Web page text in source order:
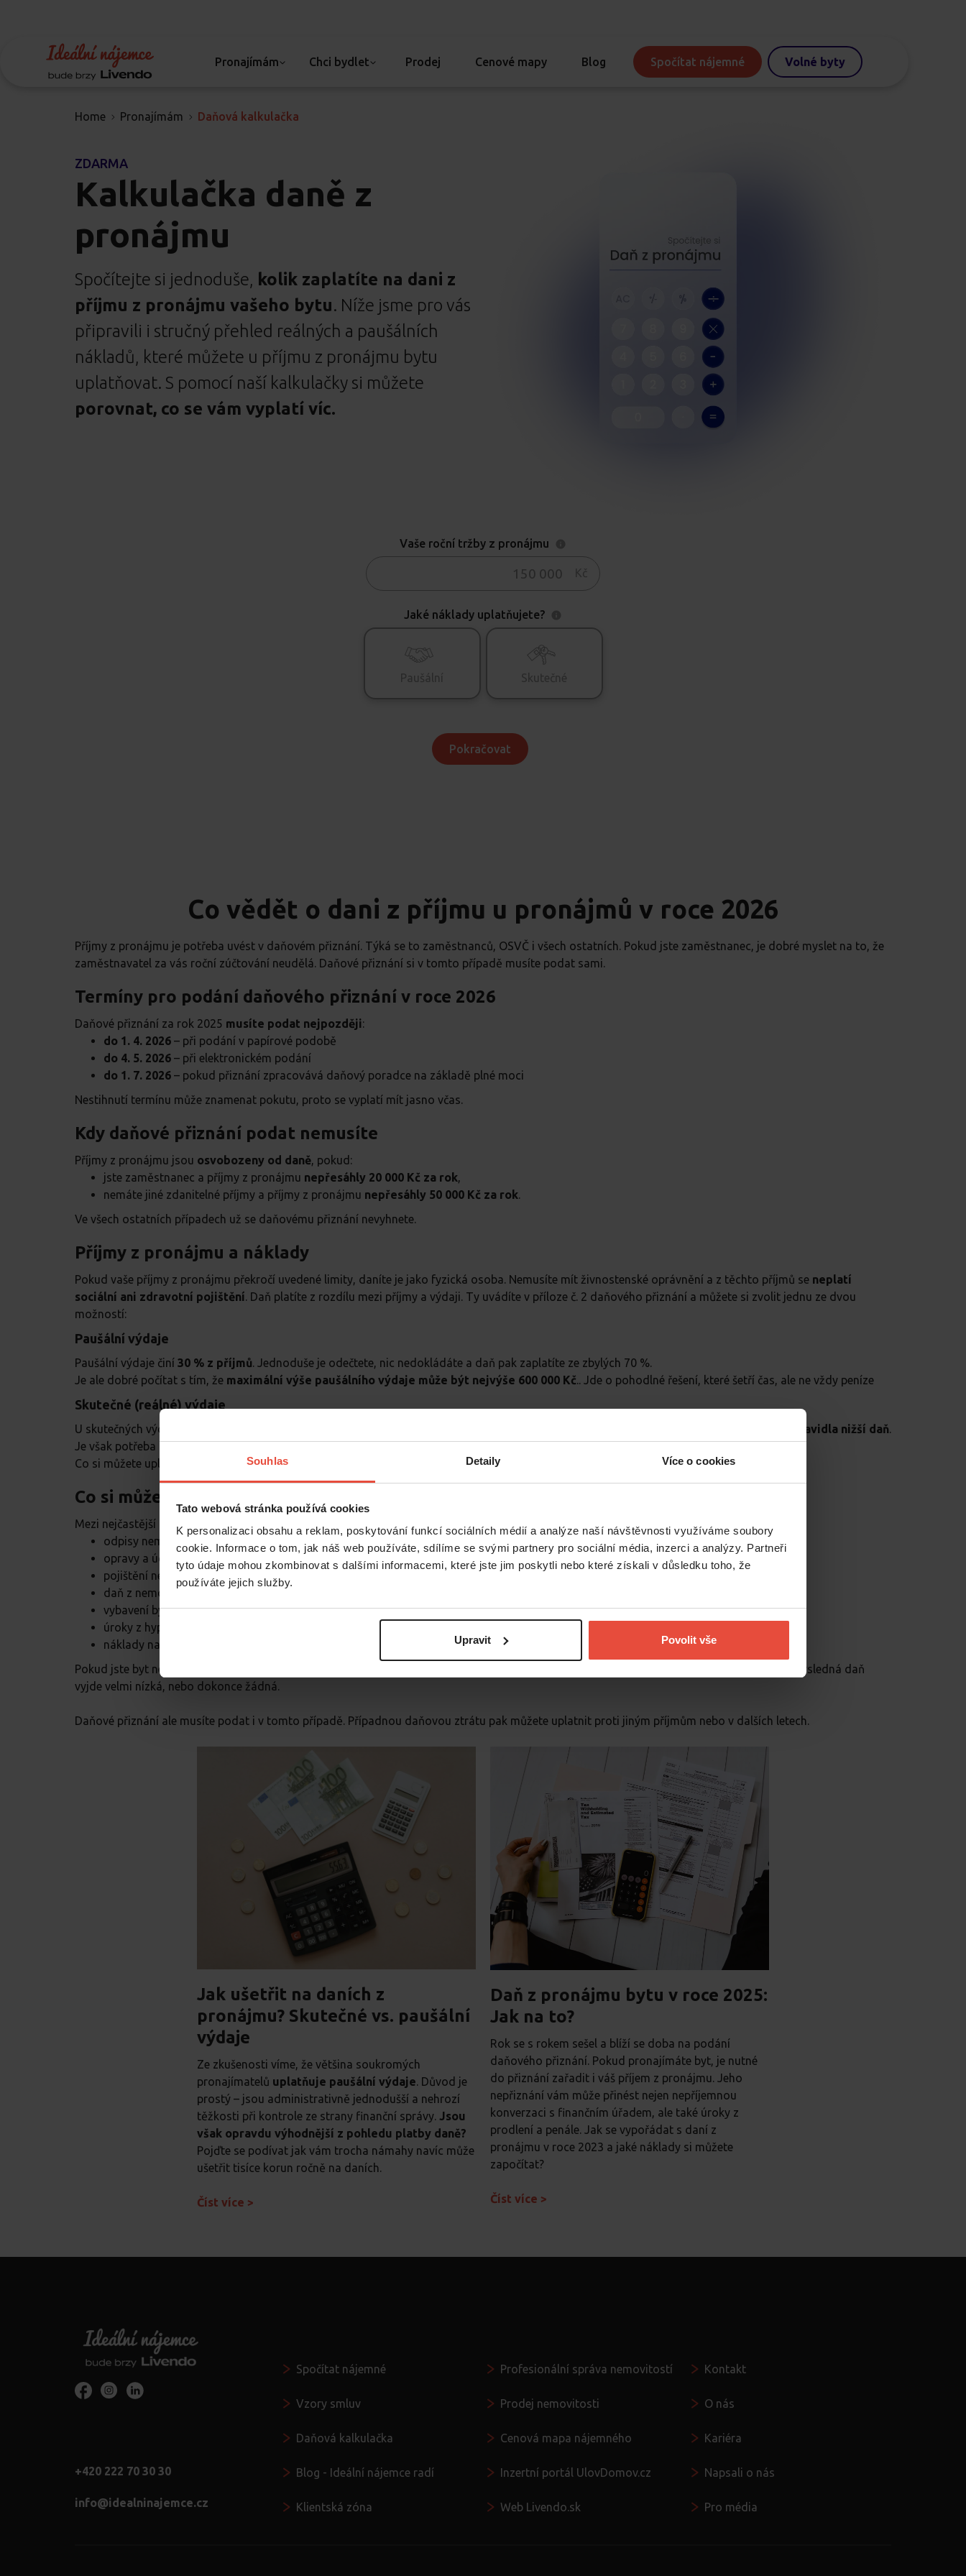
Souhlas Detaily Více o cookies
Tato webová stránka používá cookies
K personalizaci obsahu a reklam, poskytování funkcí sociálních médií a analýze naší návštěvnosti využíváme soubory
cookie. Informace o tom, jak náš web používáte, sdílíme se svými partnery pro sociální média, inzerci a analýzy. Partneři
tyto údaje mohou zkombinovat s dalšími informacemi, které jste jim poskytli nebo které získali v důsledku toho, že
používáte jejich služby.
Upravit Povolit vše
Pronajímám Chci bydlet Prodej Cenové mapy Blog Spočítat nájemné Volné byty
Home Pronajímám Daňová kalkulačka
ZDARMA
Kalkulačka daně z
pronájmu
Spočítejte si jednoduše, kolik zaplatíte na dani z
příjmu z pronájmu vašeho bytu. Níže jsme pro vás
připravili i stručný přehled reálných a paušálních
nákladů, které můžete u příjmu z pronájmu bytu
uplatňovat. S pomocí naší kalkulačky si můžete
porovnat, co se vám vyplatí víc.
Vaše roční tržby z pronájmu
Kč
Jaké náklady uplatňujete?
Paušální Skutečné
Kam vám máme kalkulaci poslat?
Jsem
užívánía souhlasíte se
Pokračovat
Co vědět o dani z příjmu u pronájmů v roce 2026
Příjmy z pronájmu je potřeba uvést v daňovém přiznání. Týká se to zaměstnanců, OSVČ i všech ostatních. Pokud jste zaměstnanec, je dobré myslet na to, že
zaměstnavatel za vás roční zúčtování neudělá. Daňové přiznání si v tomto případě musíte podat sami.
Termíny pro podání daňového přiznání v roce 2026
Daňové přiznání za rok 2025 musíte podat nejpozději:
do 1. 4. 2026 – při podání v papírové podobě
do 4. 5. 2026 – při elektronickém podání
do 1. 7. 2026 – pokud přiznání zpracovává daňový poradce na základě plné moci
Nestihnutí termínu může znamenat pokutu, proto se vyplatí mít jasno včas.
Kdy daňové přiznání podat nemusíte
Příjmy z pronájmu jsou osvobozeny od daně, pokud:
jste zaměstnanec a příjmy z pronájmu nepřesáhly 20 000 Kč za rok,
nemáte jiné zdanitelné příjmy a příjmy z pronájmu nepřesáhly 50 000 Kč za rok.
Ve všech ostatních případech už se daňovému přiznání nevyhnete.
Příjmy z pronájmu a náklady
Pokud vaše příjmy z pronájmu překročí uvedené limity, daníte je jako fyzická osoba. Nemusíte mít živnostenské oprávnění a z těchto příjmů se neplatí
sociální ani zdravotní pojištění. Daň platíte z rozdílu mezi příjmy a výdaji. Ty uvádíte v příloze č. 2 daňového přiznání a můžete si zvolit jednu ze dvou
možností:
Paušální výdaje
Paušální výdaje činí 30 % z příjmů. Jednoduše je odečtete, nic nedokládáte a daň pak zaplatíte ze zbylých 70 %.
Je ale dobré počítat s tím, že maximální výše paušálního výdaje může být nejvýše 600 000 Kč.. Jde o pohodlné řešení, které šetří čas, ale ne vždy peníze
Skutečné (reálné) výdaje
U skutečných výdajů započítáváte náklady, které vám s pronájmem opravdu vznikly. Musíte je evidovat a případně doložit, zaplatíte ale zpravidla nižší daň.
Je však potřeba počítat s větší administrativní zátěží.
Co si můžete uplatnit jako skutečné výdaje
Co si můžete uplatnit jako skutečné výdaje
Mezi nejčastější náklady patří například:
odpisy nemovitosti,
opravy a údržba,
pojištění nemovitosti,
daň z nemovitých věcí,
vybavení bytu,
úroky z hypotéky,
náklady na hledání nájemníka nebo provizi realitní kanceláři.
Pokud jste byt nedávno zařizovali, rekonstruovali nebo splácíte hypotéku,
. Může se stát, že výsledná daň
vyjde velmi nízká, nebo dokonce žádná.
Daňové přiznání ale musíte podat i v tomto případě. Případnou daňovou ztrátu pak můžete uplatnit proti jiným příjmům nebo v dalších letech.
Jak ušetřit na daních z
pronájmu? Skutečné vs. paušální
výdaje
Ze zkušenosti víme, že většina soukromých
pronajímatelů uplatňuje paušální výdaje. Důvod je
prostý – jsou administrativně jednodušší a nehrozí
těžkosti při kontrole ze strany finanční správy.Jsou
však opravdu výhodnější z pohledu platby daně?
Pojďte se podívat jak vám trocha námahy navíc může
ušetřit tisíce korun ročně na daních.
Číst více >
Daň z pronájmu bytu v roce 2025:
Jak na to?
Rok se s rokem sešel a blíží se doba na podání
daňového přiznání. Pokud pronajímáte byt, je nutné
do přiznání zařadit i váš příjem z pronájmu. Jeho
nepřiznání vám může přinést nejen nepříjemnou
konverzaci s finančním úřadem, ale také úroky z
prodlení a penále. Jak se vypořádat s daní z
pronájmu v roce 2023 a jaké náklady si můžete
započítat?
Číst více >
+420 222 70 30 30
info@idealninajemce.cz
Spočítat nájemné
Vzory smluv
Daňová kalkulačka
Blog - Ideální nájemce radí
Klientská zóna
Profesionální správa nemovitostí
Prodej nemovitosti
Cenová mapa nájemného
Inzertní portál UlovDomov.cz
Web Livendo.sk
Kontakt
O nás
Kariéra
Napsali o nás
Pro média